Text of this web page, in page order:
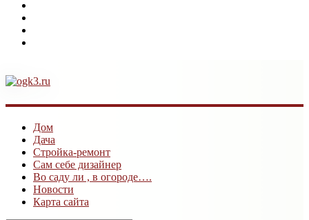
ogk3.ru
Дом
дача
Дом
Дача
Стройка-ремонт
Сам себе дизайнер
Во саду ли , в огороде….
Новости
Карта сайта